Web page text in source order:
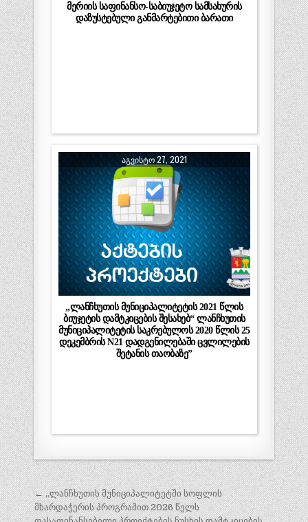
მერიის საფინანსო-საბიუჯეტო სამსახურის
დაზუსტებული განმარტებითი ბარათი
ᲐᲒᲕᲘᲡᲢᲝ 27, 2021
„ლანჩხუთის მუნიციპალიტეტის 2021 წლის
ბიუჯეტის დამტკიცების შესახებ“ ლანჩხუთის
მუნიციპალიტეტის საკრებულოს 2020 წლის 25
დეკემბრის N21 დადგენილებაში ცვლილების
შეტანის თაობაზე”
პოსტის
ნავიგაცია
← ,,ლანჩხუთის მუნიციპალიტეტში სოფლის
მხარდაჭერის პროგრამით 2026 წელს